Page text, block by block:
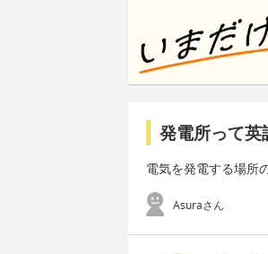
発電所って英
電気を発電する場所
Asuraさん